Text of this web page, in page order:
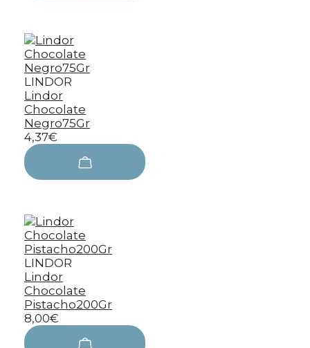
LINDOR
Lindor
Chocolate
Negro75Gr
4,37€
LINDOR
Lindor
Chocolate
Pistacho200Gr
8,00€